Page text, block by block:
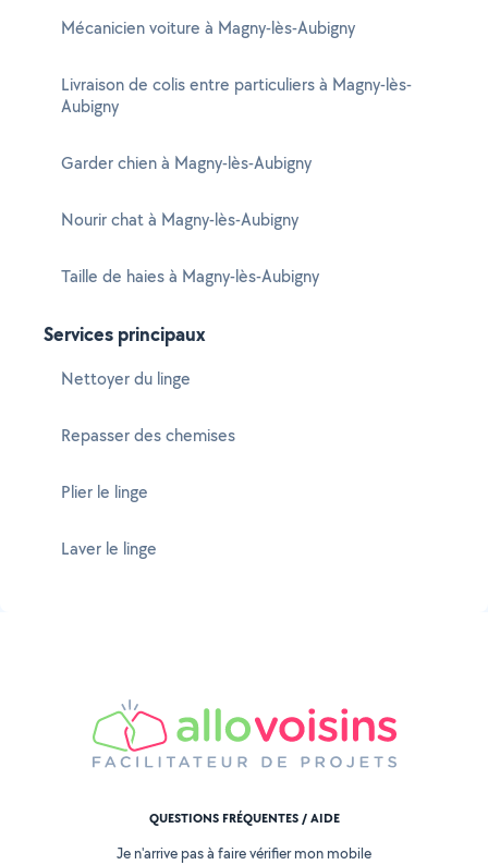
Mécanicien voiture à Magny-lès-Aubigny
Livraison de colis entre particuliers à Magny-lès-
Aubigny
Garder chien à Magny-lès-Aubigny
Nourir chat à Magny-lès-Aubigny
Taille de haies à Magny-lès-Aubigny
Services principaux
Nettoyer du linge
Repasser des chemises
Plier le linge
Laver le linge
QUESTIONS FRÉQUENTES / AIDE
Je n'arrive pas à faire vérifier mon mobile